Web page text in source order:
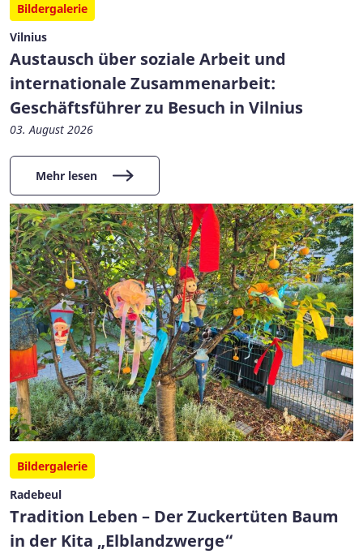
Bildergalerie
Vilnius
Austausch über soziale Arbeit und
internationale Zusammenarbeit:
Geschäftsführer zu Besuch in Vilnius
03. August 2026
Mehr lesen
Bildergalerie
Radebeul
Tradition Leben – Der Zuckertüten Baum
in der Kita „Elblandzwerge“